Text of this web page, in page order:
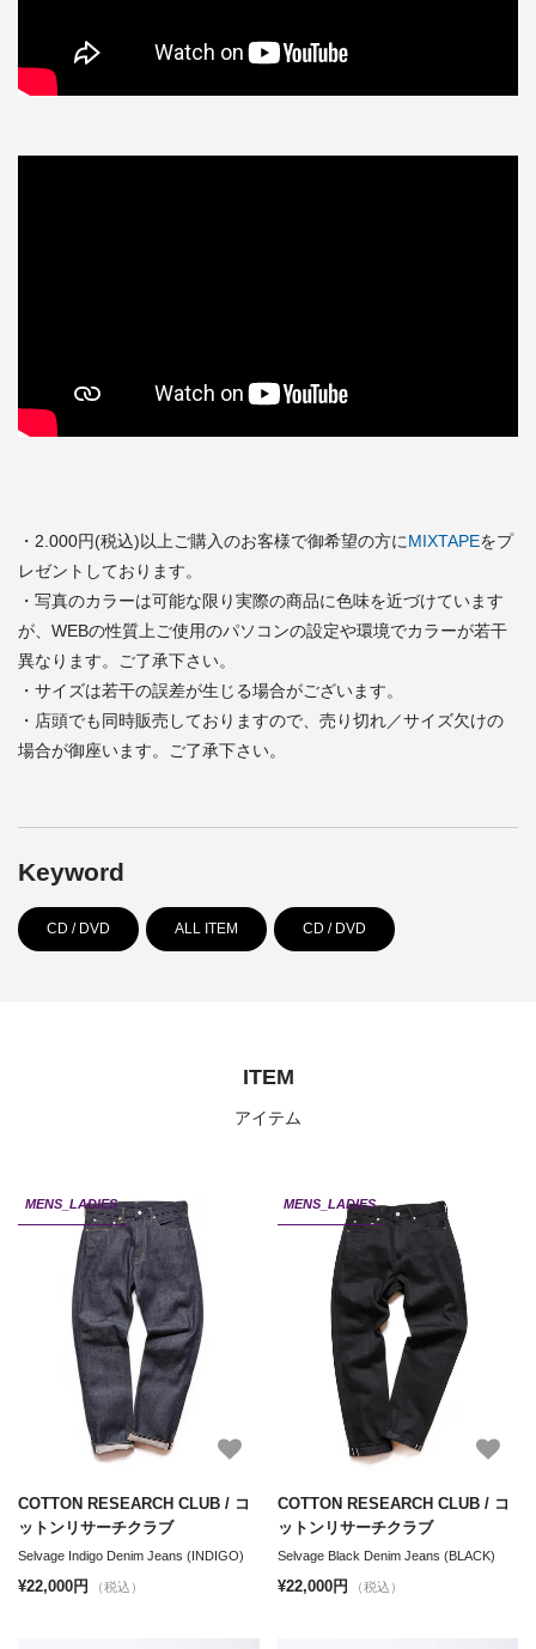
・2.000円(税込)以上ご購入のお客様で御希望の方にMIXTAPEをプ
レゼントしております。
・写真のカラーは可能な限り実際の商品に色味を近づけています
が、WEBの性質上ご使用のパソコンの設定や環境でカラーが若干
異なります。ご了承下さい。
・サイズは若干の誤差が生じる場合がございます。
・店頭でも同時販売しておりますので、売り切れ／サイズ欠けの
場合が御座います。ご了承下さい。
Keyword
CD / DVD ALL ITEM CD / DVD
ITEM
アイテム
MENS_LADIES
COTTON RESEARCH CLUB / コ
ットンリサーチクラブ
Selvage Indigo Denim Jeans (INDIGO)
¥22,000円 （税込）
MENS_LADIES
COTTON RESEARCH CLUB / コ
ットンリサーチクラブ
Selvage Black Denim Jeans (BLACK)
¥22,000円 （税込）